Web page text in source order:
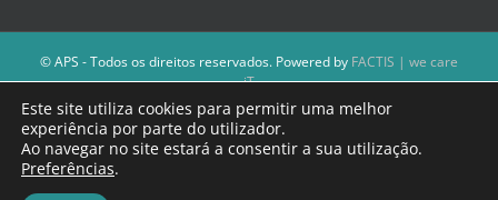
© APS - Todos os direitos reservados. Powered by FACTIS | we care
iT
A Direção da APS reserva-se o direito de não publicar conteúdos que
violem as leis nacionais.
Os textos assinados e as imagens depositadas são da inteira
Este site utiliza cookies para permitir uma melhor
experiência por parte do utilizador.
Ao navegar no site estará a consentir a sua utilização.
Preferências.